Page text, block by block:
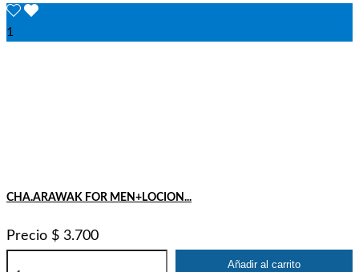
1
CHA.ARAWAK FOR MEN+LOCION...
Precio $ 3.700
Añadir al carrito